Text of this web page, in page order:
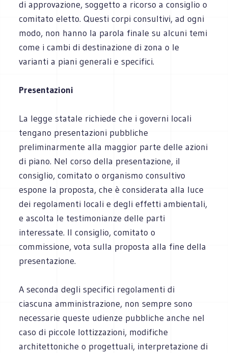
di approvazione, soggetto a ricorso a consiglio o
comitato eletto. Questi corpi consultivi, ad ogni
modo, non hanno la parola finale su alcuni temi
come i cambi di destinazione di zona o le
varianti a piani generali e specifici.
Presentazioni
La legge statale richiede che i governi locali
tengano presentazioni pubbliche
preliminarmente alla maggior parte delle azioni
di piano. Nel corso della presentazione, il
consiglio, comitato o organismo consultivo
espone la proposta, che è considerata alla luce
dei regolamenti locali e degli effetti ambientali,
e ascolta le testimonianze delle parti
interessate. Il consiglio, comitato o
commissione, vota sulla proposta alla fine della
presentazione.
A seconda degli specifici regolamenti di
ciascuna amministrazione, non sempre sono
necessarie queste udienze pubbliche anche nel
caso di piccole lottizzazioni, modifiche
architettoniche o progettuali, interpretazione di